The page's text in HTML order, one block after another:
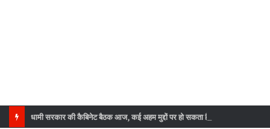
धामी सरकार की कैबिनेट बैठक आज, कई अहम मुद्दों पर हो सकता है फैसला